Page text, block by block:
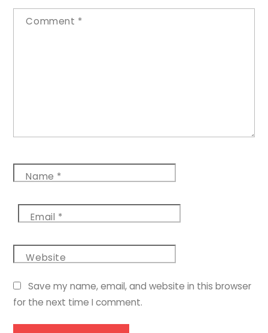
Comment *
Name *
Email *
Website
Save my name, email, and website in this browser
for the next time I comment.